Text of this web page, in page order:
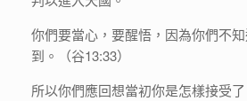
你們要當心，要醒悟，因為你們不
到。（谷13:33）
所以你們應回想當初你是怎樣接受